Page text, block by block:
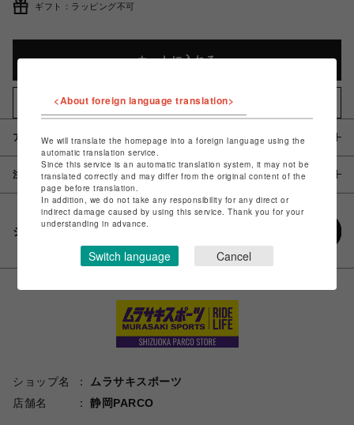
ギフト：ラッピング不可
カートに入れる
お気に入りアイテムに追加
アイテム説明 / 素材
注意事項
シェアする
ショップ名
ムラサキスポーツ
店舗名
静岡PARCO
<About foreign language translation>
We will translate the homepage into a foreign language using the
automatic translation service.
Since this service is an automatic translation system, it may not be
translated correctly and may differ from the original content of the
page before translation.
In addition, we do not take any responsibility for any direct or
indirect damage caused by using this service. Thank you for your
understanding in advance.
Switch language Cancel